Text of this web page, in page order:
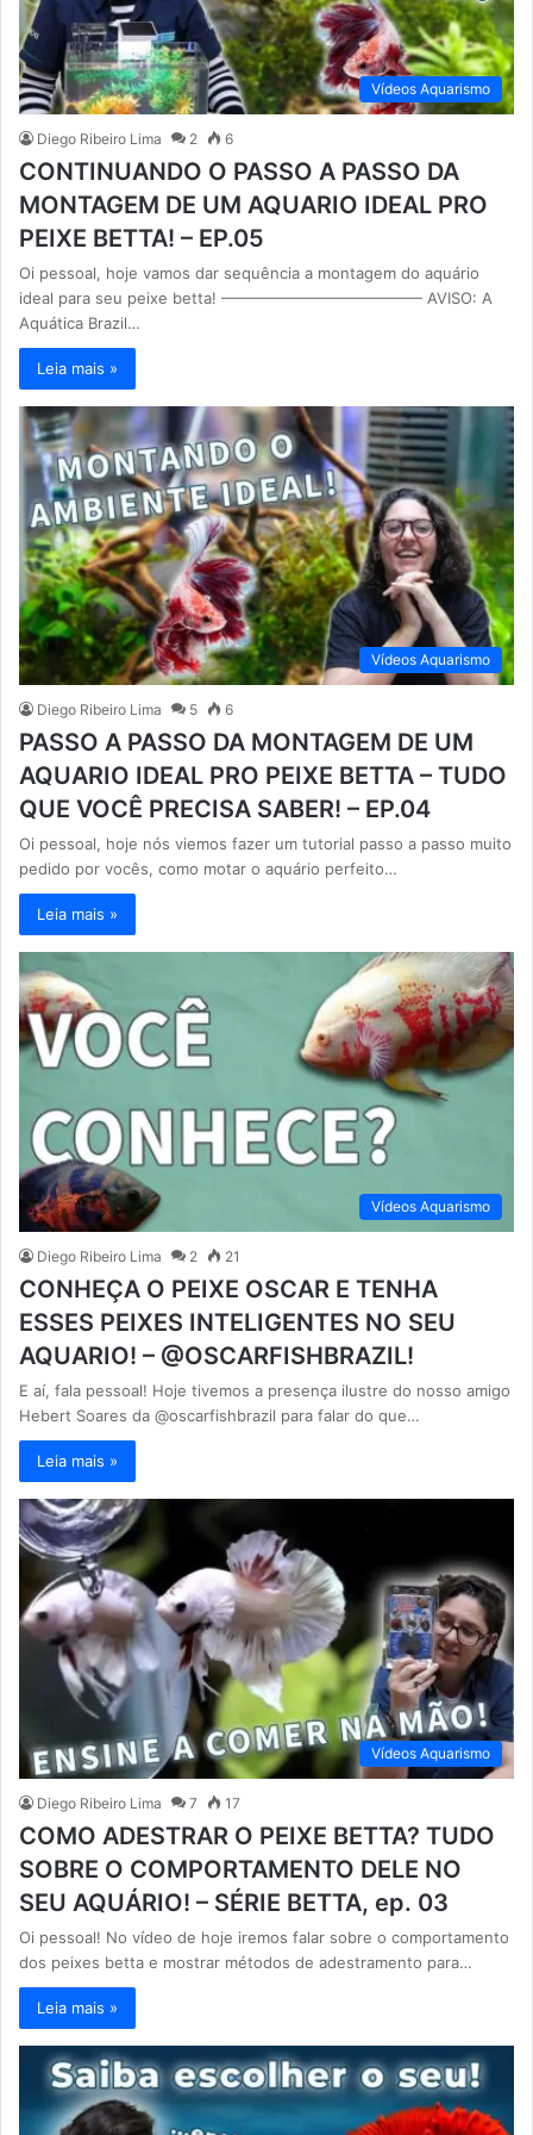
Vídeos Aquarismo
Diego Ribeiro Lima 2 6
CONTINUANDO O PASSO A PASSO DA
MONTAGEM DE UM AQUARIO IDEAL PRO
PEIXE BETTA! – EP.05
Oi pessoal, hoje vamos dar sequência a montagem do aquário
ideal para seu peixe betta! ————————————— AVISO: A
Aquática Brazil…
Leia mais »
Vídeos Aquarismo
Diego Ribeiro Lima 5 6
PASSO A PASSO DA MONTAGEM DE UM
AQUARIO IDEAL PRO PEIXE BETTA – TUDO
QUE VOCÊ PRECISA SABER! – EP.04
Oi pessoal, hoje nós viemos fazer um tutorial passo a passo muito
pedido por vocês, como motar o aquário perfeito…
Leia mais »
Vídeos Aquarismo
Diego Ribeiro Lima 2 21
CONHEÇA O PEIXE OSCAR E TENHA
ESSES PEIXES INTELIGENTES NO SEU
AQUARIO! – @OSCARFISHBRAZIL!
E aí, fala pessoal! Hoje tivemos a presença ilustre do nosso amigo
Hebert Soares da @oscarfishbrazil para falar do que…
Leia mais »
Vídeos Aquarismo
Diego Ribeiro Lima 7 17
COMO ADESTRAR O PEIXE BETTA? TUDO
SOBRE O COMPORTAMENTO DELE NO
SEU AQUÁRIO! – SÉRIE BETTA, ep. 03
Oi pessoal! No vídeo de hoje iremos falar sobre o comportamento
dos peixes betta e mostrar métodos de adestramento para…
Leia mais »